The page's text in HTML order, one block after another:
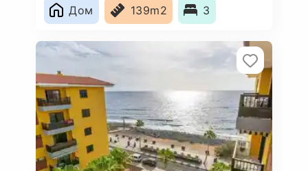
Дом
139m2 3